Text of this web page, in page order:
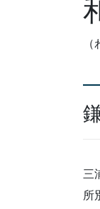
三
所